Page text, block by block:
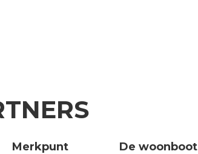
Merkpunt De woonboot